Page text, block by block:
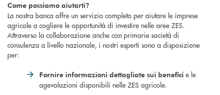
Come possiamo aiutarti?
La nostra banca offre un servizio completo per aiutare le imprese
agricole a cogliere le opportunità di investire nelle aree ZES.
Attraverso la collaborazione anche con primarie società di
consulenza a livello nazionale, i nostri esperti sono a disposizione
per:
Fornire informazioni dettagliate sui benefici e le
agevolazioni disponibili nelle ZES agricole.